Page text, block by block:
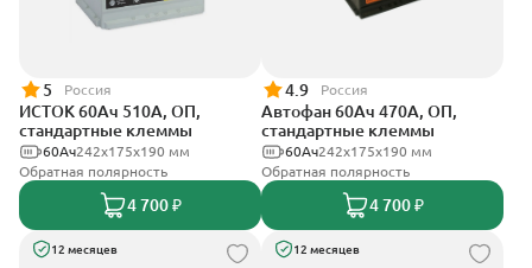
5 Россия
ИСТОК 60Ач 510А, ОП,
стандартные клеммы
242x175x190 мм
60Ач
Обратная полярность
4 700 ₽
4.9 Россия
Автофан 60Ач 470А, ОП,
стандартные клеммы
242х175х190 мм
60Ач
Обратная полярность
4 700 ₽
12 месяцев 12 месяцев